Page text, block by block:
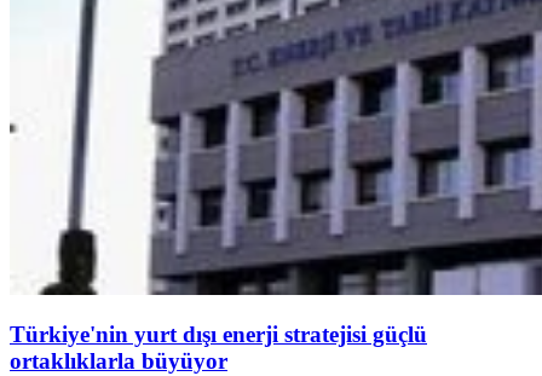
Türkiye'nin yurt dışı enerji stratejisi güçlü
ortaklıklarla büyüyor